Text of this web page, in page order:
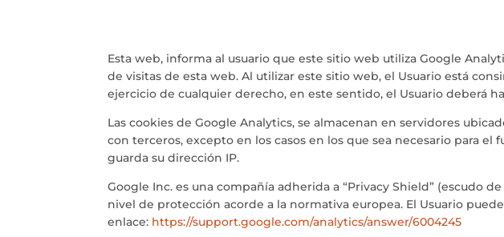
Esta web, informa al usuario que este sitio web utiliza Google
de visitas de esta web. Al utilizar este sitio web, el Usuario está
ejercicio de cualquier derecho, en este sentido, el Usuario deberá
Las cookies de Google Analytics, se almacenan en servidores
con terceros, excepto en los casos en los que sea necesario para
guarda su dirección IP.
Google Inc. es una compañía adherida a “Privacy Shield” (escudo
nivel de protección acorde a la normativa europea. El Usuario
enlace: https://support.google.com/analytics/answer/6004245